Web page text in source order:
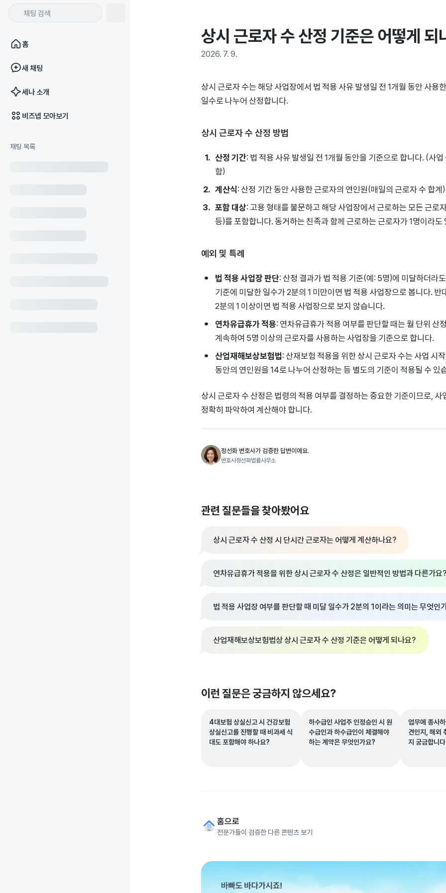
홈
새 채팅
세나 소개
비즈넵 모아보기
채팅 목록
상시 근로자 수 산정 기준은 어떻게 되
2026. 7. 9.
상시 근로자 수는 해당 사업장에서 법 적용 사유 발생일 전 1개월 동안 사용
일수로 나누어 산정합니다.
상시 근로자 수 산정 방법
산정 기간: 법 적용 사유 발생일 전 1개월 동안을 기준으로 합니다. (사
함)
계산식: 산정 기간 동안 사용한 근로자의 연인원(매일의 근로자 수 합
포함 대상: 고용 형태를 불문하고 해당 사업장에서 근로하는 모든 근
등)를 포함합니다. 동거하는 친족과 함께 근로하는 근로자가 1명이라
예외 및 특례
법 적용 사업장 판단: 산정 결과가 법 적용 기준(예: 5명)에 미달하더라
기준에 미달한 일수가 2분의 1 미만이면 법 적용 사업장으로 봅니다.
2분의 1 이상이면 법 적용 사업장으로 보지 않습니다.
연차유급휴가 적용: 연차유급휴가 적용 여부를 판단할 때는 월 단위 산
계속하여 5명 이상의 근로자를 사용하는 사업장을 기준으로 합니다.
산업재해보상보험법: 산재보험 적용을 위한 상시 근로자 수는 사업 시
동안의 연인원을 14로 나누어 산정하는 등 별도의 기준이 적용될 수 있
상시 근로자 수 산정은 법령의 적용 여부를 결정하는 중요한 기준이므로,
정확히 파악하여 계산해야 합니다.
정선화 변호사가 검증한 답변이에요.
변호사정선화법률사무소
관련 질문들을 찾아봤어요
상시 근로자 수 산정 시 단시간 근로자는 어떻게 계산하나요?
연차유급휴가 적용을 위한 상시 근로자 수 산정은 일반적인 방법과 다른가요?
법 적용 사업장 여부를 판단할 때 미달 일수가 2분의 1이라는 의미는 무엇인
산업재해보상보험법상 상시 근로자 수 산정 기준은 어떻게 되나요?
이런 질문은 궁금하지 않으세요?
4대보험 상실신고 시 건강보험
상실신고를 진행할 때 비과세 식
대도 포함해야 하나요?
하수급인 사업주 인정승인 시 원
수급인과 하수급인이 체결해야
하는 계약은 무엇인가요?
업무에 종사
견인지, 해외
지 궁금합니
홈으로
전문가들이 검증한 다른 콘텐츠 보기